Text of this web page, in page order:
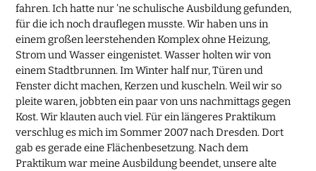
fahren. Ich hatte nur ’ne schulische Ausbildung gefunden,
für die ich noch drauflegen musste. Wir haben uns in
einem großen leerstehenden Komplex ohne Heizung,
Strom und Wasser eingenistet. Wasser holten wir von
einem Stadtbrunnen. Im Winter half nur, Türen und
Fenster dicht machen, Kerzen und kuscheln. Weil wir so
pleite waren, jobbten ein paar von uns nachmittags gegen
Kost. Wir klauten auch viel. Für ein längeres Praktikum
verschlug es mich im Sommer 2007 nach Dresden. Dort
gab es gerade eine Flächenbesetzung. Nach dem
Praktikum war meine Ausbildung beendet, unsere alte